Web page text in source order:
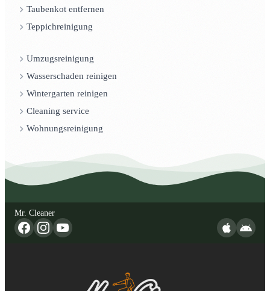
Taubenkot entfernen
Teppichreinigung
Umzugsreinigung
Wasserschaden reinigen
Wintergarten reinigen
Cleaning service
Wohnungsreinigung
Mr. Cleaner